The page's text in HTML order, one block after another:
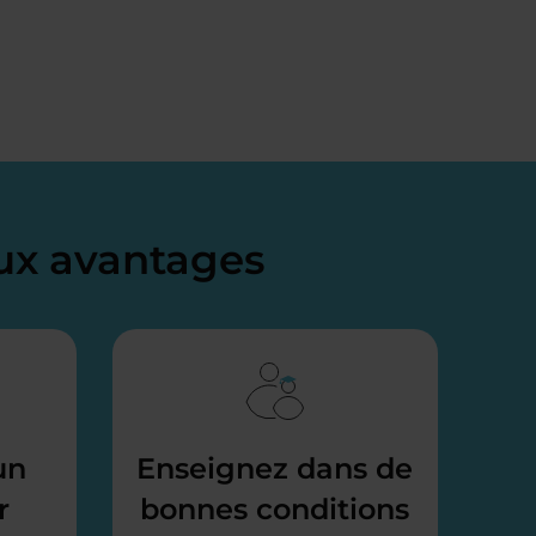
avantages
Enseignez dans de
bonnes conditions